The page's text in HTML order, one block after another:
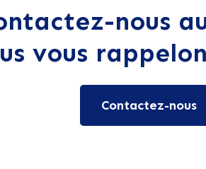
nous
vous
Contactez-nous